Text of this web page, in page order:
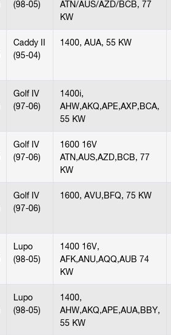
(98-05)
ATN/AUS/AZD/BCB, 77
KW
Caddy II
(95-04)
1400, AUA, 55 KW
Golf IV
(97-06)
1400i,
AHW,AKQ,APE,AXP,BCA,
55 KW
Golf IV
(97-06)
1600 16V
ATN,AUS,AZD,BCB, 77
KW
Golf IV
(97-06)
1600, AVU,BFQ, 75 KW
Lupo
(98-05)
1400 16V,
AFK,ANU,AQQ,AUB 74
KW
Lupo
(98-05)
1400,
AHW,AKQ,APE,AUA,BBY,
55 KW